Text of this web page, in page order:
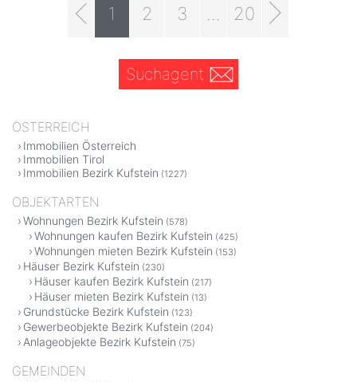
1 2 3 20
Suchagent
ÖSTERREICH
Immobilien Österreich
Immobilien Tirol
Immobilien Bezirk Kufstein (1227)
OBJEKTARTEN
Wohnungen Bezirk Kufstein (578)
Wohnungen kaufen Bezirk Kufstein (425)
Wohnungen mieten Bezirk Kufstein (153)
Häuser Bezirk Kufstein (230)
Häuser kaufen Bezirk Kufstein (217)
Häuser mieten Bezirk Kufstein (13)
Grundstücke Bezirk Kufstein (123)
Gewerbeobjekte Bezirk Kufstein (204)
Anlageobjekte Bezirk Kufstein (75)
GEMEINDEN